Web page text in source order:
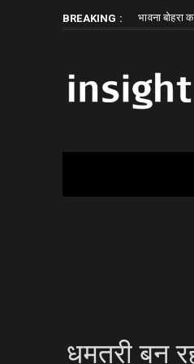
Friday, August 7
BREAKING :
भाजपा विधायक भावना बोहरा का एक्शन,
धमतरी बन